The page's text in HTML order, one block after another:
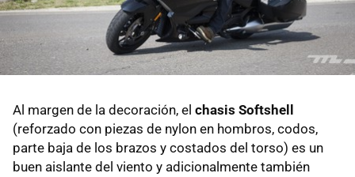
Al margen de la decoración, el chasis Softshell
(reforzado con piezas de nylon en hombros, codos,
parte baja de los brazos y costados del torso) es un
buen aislante del viento y adicionalmente también